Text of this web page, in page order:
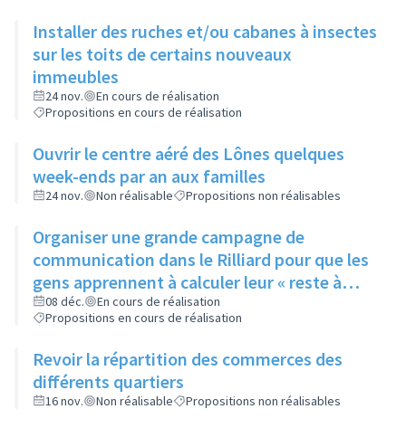
Installer des ruches et/ou cabanes à insectes
sur les toits de certains nouveaux
immeubles
24 nov.
En cours de réalisation
Propositions en cours de réalisation
Ouvrir le centre aéré des Lônes quelques
week-ends par an aux familles
24 nov. Non réalisable Propositions non réalisables
Organiser une grande campagne de
communication dans le Rilliard pour que les
gens apprennent à calculer leur « reste à
vivre »
08 déc.
En cours de réalisation
Propositions en cours de réalisation
Revoir la répartition des commerces des
différents quartiers
16 nov. Non réalisable Propositions non réalisables